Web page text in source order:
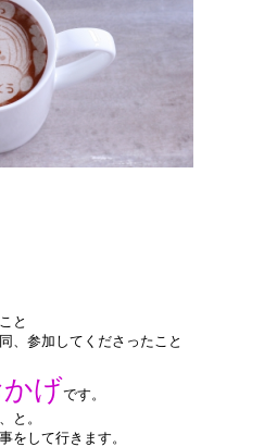
と
、参加してくださったこと
げです。
と。
をして行きます。